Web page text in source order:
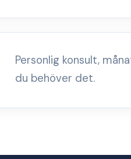
Personlig konsult,
du behöver det.